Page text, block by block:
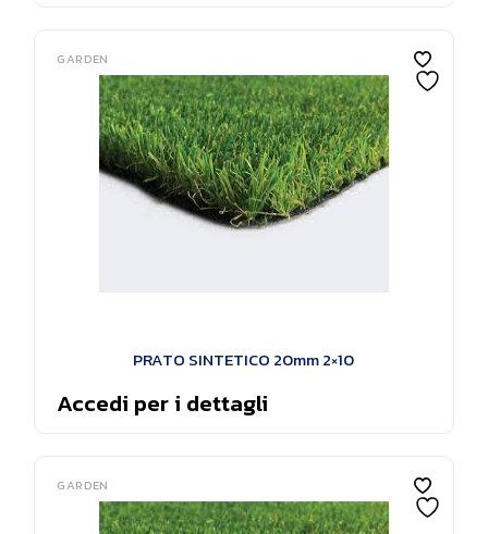
GARDEN
PRATO SINTETICO 20mm 2×10
Accedi per i dettagli
GARDEN